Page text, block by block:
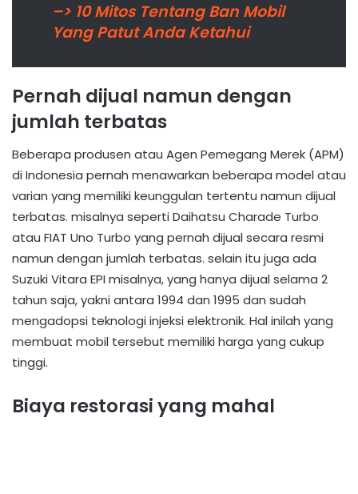
–> 10 Mitos Tentang Ban Mobil
Yang Patut Anda Ketahui
Pernah dijual namun dengan
jumlah terbatas
Beberapa produsen atau Agen Pemegang Merek (APM)
di Indonesia pernah menawarkan beberapa model atau
varian yang memiliki keunggulan tertentu namun dijual
terbatas. misalnya seperti Daihatsu Charade Turbo
atau FIAT Uno Turbo yang pernah dijual secara resmi
namun dengan jumlah terbatas. selain itu juga ada
Suzuki Vitara EPI misalnya, yang hanya dijual selama 2
tahun saja, yakni antara 1994 dan 1995 dan sudah
mengadopsi teknologi injeksi elektronik. Hal inilah yang
membuat mobil tersebut memiliki harga yang cukup
tinggi.
Biaya restorasi yang mahal